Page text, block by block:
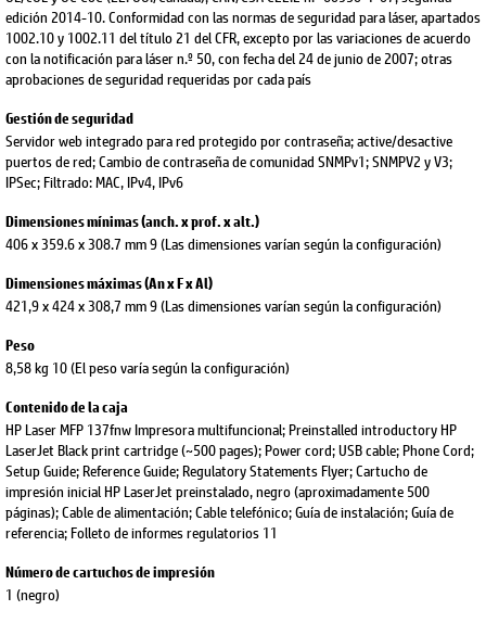
edición 2014-10. Conformidad con las normas de seguridad para láser, apartados
1002.10 y 1002.11 del título 21 del CFR, excepto por las variaciones de acuerdo
con la notificación para láser n.º 50, con fecha del 24 de junio de 2007; otras
aprobaciones de seguridad requeridas por cada país
Gestión de seguridad
Servidor web integrado para red protegido por contraseña; active/desactive
puertos de red; Cambio de contraseña de comunidad SNMPv1; SNMPV2 y V3;
IPSec; Filtrado: MAC, IPv4, IPv6
Dimensiones mínimas (anch. x prof. x alt.)
406 x 359.6 x 308.7 mm 9 (Las dimensiones varían según la configuración)
Dimensiones máximas (An x F x Al)
421,9 x 424 x 308,7 mm 9 (Las dimensiones varían según la configuración)
Peso
8,58 kg 10 (El peso varía según la configuración)
Contenido de la caja
HP Laser MFP 137fnw Impresora multifuncional; Preinstalled introductory HP
LaserJet Black print cartridge (~500 pages); Power cord; USB cable; Phone Cord;
Setup Guide; Reference Guide; Regulatory Statements Flyer; Cartucho de
impresión inicial HP LaserJet preinstalado, negro (aproximadamente 500
páginas); Cable de alimentación; Cable telefónico; Guía de instalación; Guía de
referencia; Folleto de informes regulatorios 11
Número de cartuchos de impresión
1 (negro)